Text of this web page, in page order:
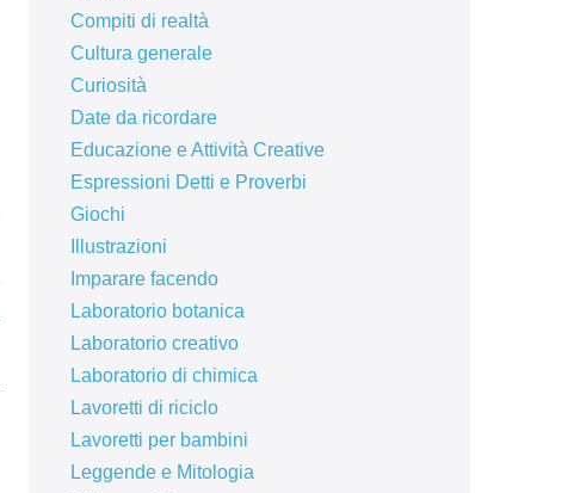
Compiti di realtà
Cultura generale
Curiosità
Date da ricordare
Educazione e Attività Creative
Espressioni Detti e Proverbi
Giochi
Illustrazioni
Imparare facendo
Laboratorio botanica
Laboratorio creativo
Laboratorio di chimica
Lavoretti di riciclo
Lavoretti per bambini
Leggende e Mitologia